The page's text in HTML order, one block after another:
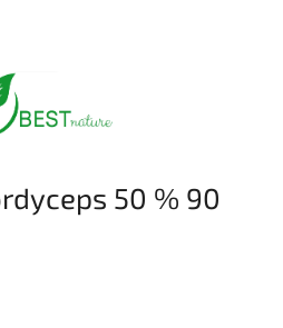
50 % 90